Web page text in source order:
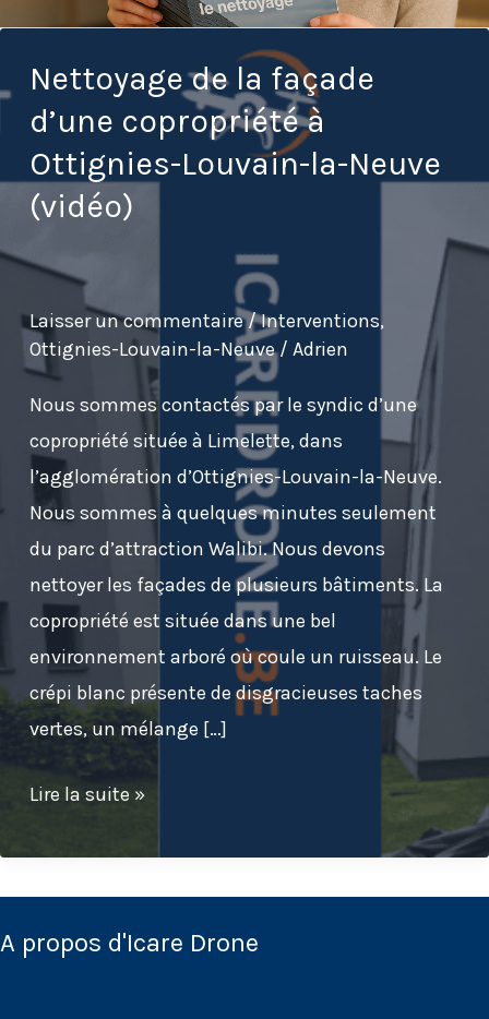
Nettoyage de la façade
d’une copropriété à
Ottignies-Louvain-la-Neuve
(vidéo)
Laisser un commentaire /Interventions,
Ottignies-Louvain-la-Neuve/ Adrien
Nous sommes contactés par le syndic d’une
copropriété située à Limelette, dans
l’agglomération d’Ottignies-Louvain-la-Neuve.
Nous sommes à quelques minutes seulement
du parc d’attraction Walibi. Nous devons
nettoyer les façades de plusieurs bâtiments. La
copropriété est située dans une bel
environnement arboré où coule un ruisseau. Le
crépi blanc présente de disgracieuses taches
vertes, un mélange […]
Nettoyage
la
façade
d’une
Lire la suite »
A propos d'Icare Drone